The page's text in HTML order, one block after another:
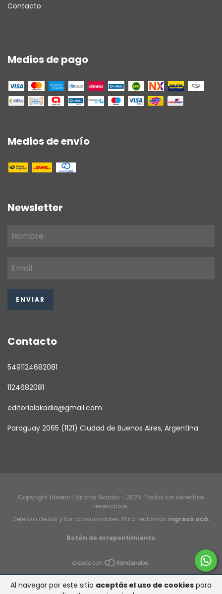
Al navegar por este sitio aceptás el uso de cookies para
Contacto
Medios de pago
Medios de envío
Newsletter
Contacto
5491124682081
1124682081
editorialakadia@gmail.com
Paraguay 2065 (1121) Ciudad de Buenos Aires, Argentina
Copyright Libreria Editorial Akadia - 2026. Todos los derechos
reservados.
Defensa de las y los consumidores. Para reclamos ingresá acá.
Botón de arrepentimiento